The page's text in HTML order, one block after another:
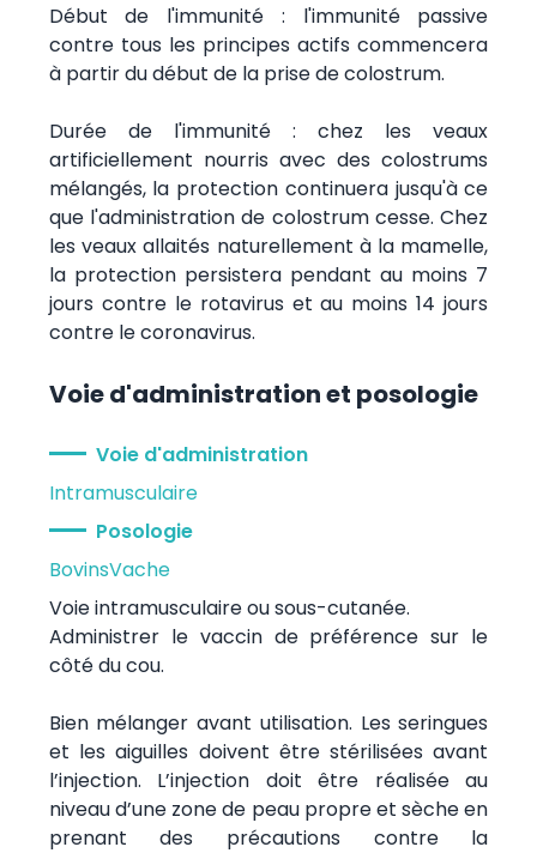
Début de l'immunité : l'immunité passive
contre tous les principes actifs commencera
à partir du début de la prise de colostrum.
Durée de l'immunité : chez les veaux
artificiellement nourris avec des colostrums
mélangés, la protection continuera jusqu'à ce
que l'administration de colostrum cesse. Chez
les veaux allaités naturellement à la mamelle,
la protection persistera pendant au moins 7
jours contre le rotavirus et au moins 14 jours
contre le coronavirus.
Voie d'administration et posologie
Voie d'administration
Intramusculaire
Posologie
BovinsVache
Voie intramusculaire ou sous-cutanée.
Administrer le vaccin de préférence sur le
côté du cou.
Bien mélanger avant utilisation. Les seringues
et les aiguilles doivent être stérilisées avant
l’injection. L’injection doit être réalisée au
niveau d’une zone de peau propre et sèche en
prenant des précautions contre la